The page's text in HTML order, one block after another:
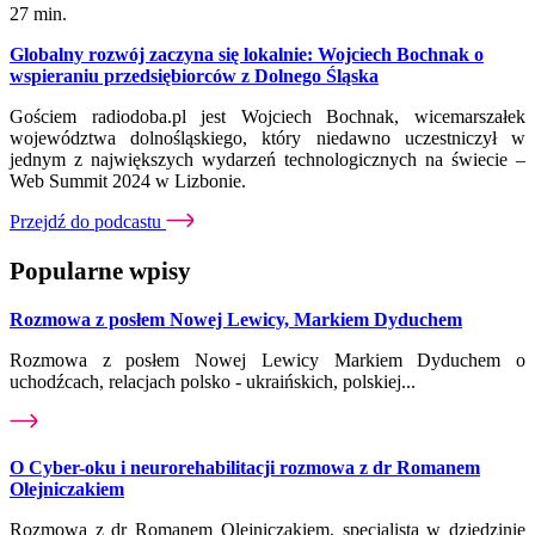
27 min.
Globalny rozwój zaczyna się lokalnie: Wojciech Bochnak o
wspieraniu przedsiębiorców z Dolnego Śląska
Gościem radiodoba.pl jest Wojciech Bochnak, wicemarszałek
województwa dolnośląskiego, który niedawno uczestniczył w
jednym z największych wydarzeń technologicznych na świecie –
Web Summit 2024 w Lizbonie.
Przejdź do podcastu
Popularne wpisy
Rozmowa z posłem Nowej Lewicy, Markiem Dyduchem
Rozmowa z posłem Nowej Lewicy Markiem Dyduchem o
uchodźcach, relacjach polsko - ukraińskich, polskiej...
O Cyber-oku i neurorehabilitacji rozmowa z dr Romanem
Olejniczakiem
Rozmowa z dr Romanem Olejniczakiem, specjalistą w dziedzinie